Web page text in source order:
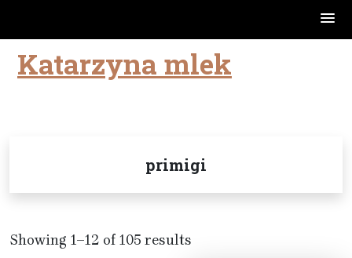
SkipKatarzyna mlek
primigi
Showing 1–12 of 105 results